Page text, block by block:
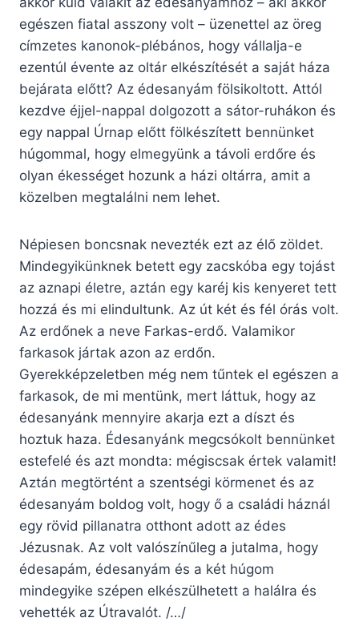
egészen fiatal asszony volt – üzenettel az öreg
címzetes kanonok-plébános, hogy vállalja-e
ezentúl évente az oltár elkészítését a saját háza
bejárata előtt? Az édesanyám fölsikoltott. Attól
kezdve éjjel-nappal dolgozott a sátor-ruhákon és
egy nappal Úrnap előtt fölkészített bennünket
húgommal, hogy elmegyünk a távoli erdőre és
olyan ékességet hozunk a házi oltárra, amit a
közelben megtalálni nem lehet.
Népiesen boncsnak nevezték ezt az élő zöldet.
Mindegyikünknek betett egy zacskóba egy tojást
az aznapi életre, aztán egy karéj kis kenyeret tett
hozzá és mi elindultunk. Az út két és fél órás volt.
Az erdőnek a neve Farkas-erdő. Valamikor
farkasok jártak azon az erdőn.
Gyerekképzeletben még nem tűntek el egészen a
farkasok, de mi mentünk, mert láttuk, hogy az
édesanyánk mennyire akarja ezt a díszt és
hoztuk haza. Édesanyánk megcsókolt bennünket
estefelé és azt mondta: mégiscsak értek valamit!
Aztán megtörtént a szentségi körmenet és az
édesanyám boldog volt, hogy ő a családi háznál
egy rövid pillanatra otthont adott az édes
Jézusnak. Az volt valószínűleg a jutalma, hogy
édesapám, édesanyám és a két húgom
mindegyike szépen elkészülhetett a halálra és
vehették az Útravalót. /…/